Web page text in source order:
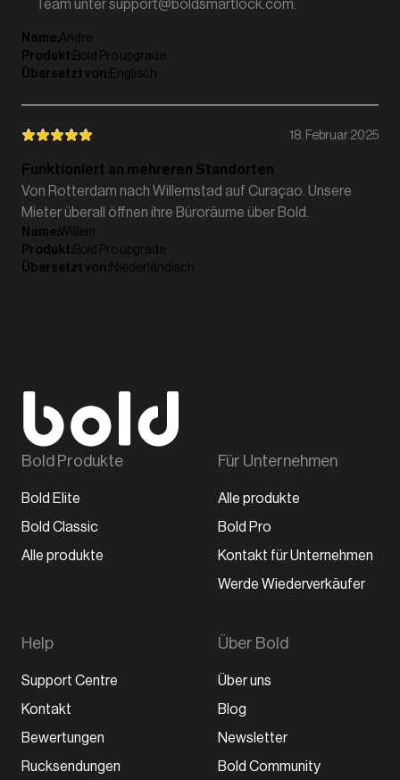
Team unter support@boldsmartlock.com.
Name:Andre
Produkt:Bold Pro upgrade
Übersetzt von:Englisch
18. Februar 2025
Funktioniert an mehreren Standorten
Von Rotterdam nach Willemstad auf Curaçao. Unsere
Mieter überall öffnen ihre Büroräume über Bold.
Name:Willem
Produkt:Bold Pro upgrade
Übersetzt von: Niederländisch
Bold Produkte
Bold Elite
Bold Classic
Alle produkte
Für Unternehmen
Alle produkte
Bold Pro
Kontakt für Unternehmen
Werde Wiederverkäufer
Help
Support Centre
Kontakt
Bewertungen
Rucksendungen
Über Bold
Über uns
Blog
Newsletter
Bold Community